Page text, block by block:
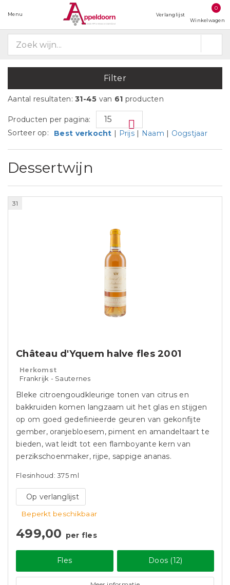
Menu Verlanglijst
0
Winkelwagen
Filter
Aantal resultaten: 31-45 van 61 producten
Producten per pagina:
Sorteer op:
Best verkocht | Prijs | Naam | Oogstjaar
Dessertwijn
31
Château d'Yquem halve fles 2001
Herkomst
Frankrijk - Sauternes
Bleke citroengoudkleurige tonen van citrus en
bakkruiden komen langzaam uit het glas en stijgen
op om goed gedefinieerde geuren van gekonfijte
gember, oranjebloesem, piment en amandeltaart te
bieden, wat leidt tot een flamboyante kern van
perzikschoenmaker, rijpe, sappige ananas.
Flesinhoud: 375 ml
Op verlanglijst
Beperkt beschikbaar
499,00 per fles
Fles Doos (12)